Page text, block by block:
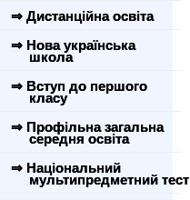
⇒ Дистанційна освіта
⇒ Нова українська
школа
⇒ Вступ до першого
класу
⇒ Профільна загальна
середня освіта
⇒ Національний
мультипредметний тест